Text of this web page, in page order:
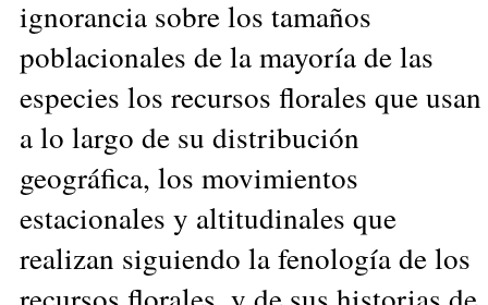
ignorancia sobre los tamaños
poblacionales de la mayoría de las
especies los recursos florales que usan
a lo largo de su distribución
geográfica, los movimientos
estacionales y altitudinales que
realizan siguiendo la fenología de los